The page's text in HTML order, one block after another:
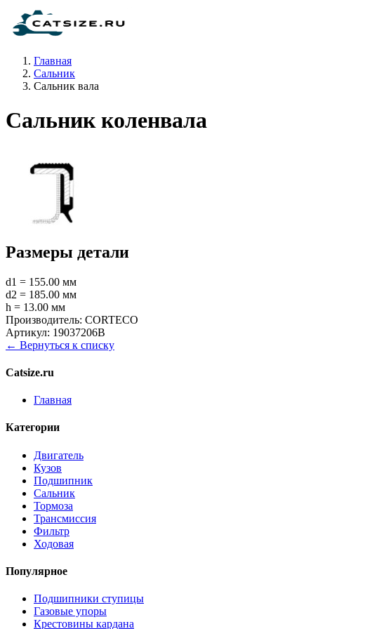
Главная
Сальник
Сальник вала
Сальник коленвала
Размеры детали
d1 = 155.00 мм
d2 = 185.00 мм
h = 13.00 мм
Производитель: CORTECO
Артикул: 19037206B
← Вернуться к списку
Catsize.ru
Главная
Категории
Двигатель
Кузов
Подшипник
Сальник
Тормоза
Трансмиссия
Фильтр
Ходовая
Популярное
Подшипники ступицы
Газовые упоры
Крестовины кардана